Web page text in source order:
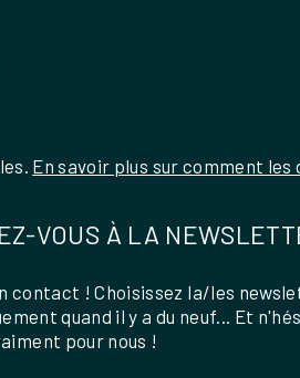
En savoir plus sur comment
VOUS À LA
contact ! Choisissez la/les
quand il y a du neuf... Et
pour nous !